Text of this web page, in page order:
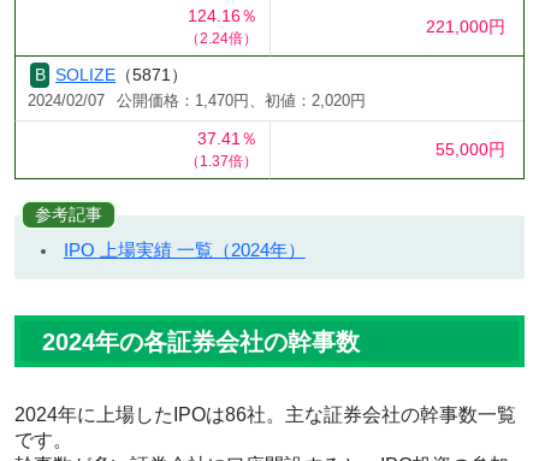
124.16％
（2.24倍）
221,000円
SOLIZE （5871）
2024/02/07 公開価格：1,470円、初値：2,020円
37.41％
（1.37倍）
55,000円
参考記事
IPO 上場実績 一覧（2024年）
2024年の各証券会社の幹事数
2024年に上場したIPOは86社。主な証券会社の幹事数一覧
です。